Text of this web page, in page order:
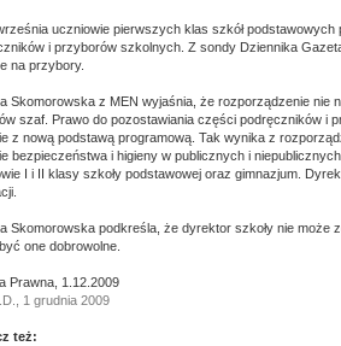
uczniowie pierwszych klas szkół
i przyborów szkolnych. Z sondy Dziennika
na przybory.
Skomorowska z MEN wyjaśnia, że rozporządzenie nie
szaf. Prawo do pozostawiania części podręczników i
z nową podstawą programową. Tak wynika z
bezpieczeństwa i higieny w publicznych i
I i II klasy szkoły podstawowej oraz gimnazjum.
Skomorowska podkreśla, że dyrektor szkoły nie może
one dobrowolne.
Prawna, 1.12.2009
1 grudnia 2009
też: